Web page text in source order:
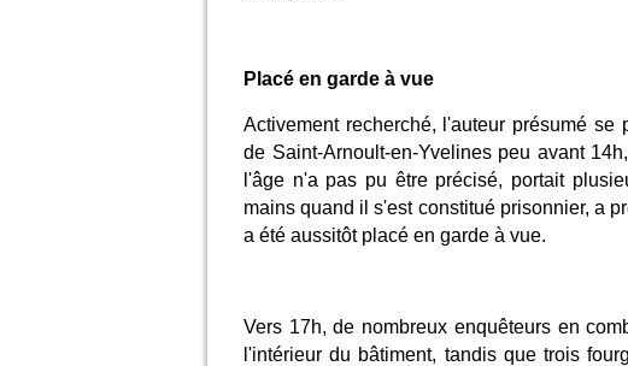
Placé en garde à vue
Activement recherché, l'auteur présumé
de Saint-Arnoult-en-Yvelines peu avant
l'âge n'a pas pu être précisé, portait
mains quand il s'est constitué prisonnier, a
a été aussitôt placé en garde à vue.
Vers 17h, de nombreux enquêteurs en
l'intérieur du bâtiment, tandis que trois